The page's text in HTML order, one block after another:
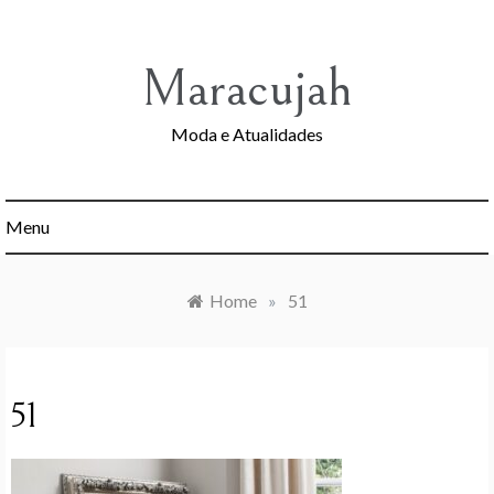
Maracujah
Moda e Atualidades
Menu
Home » 51
51